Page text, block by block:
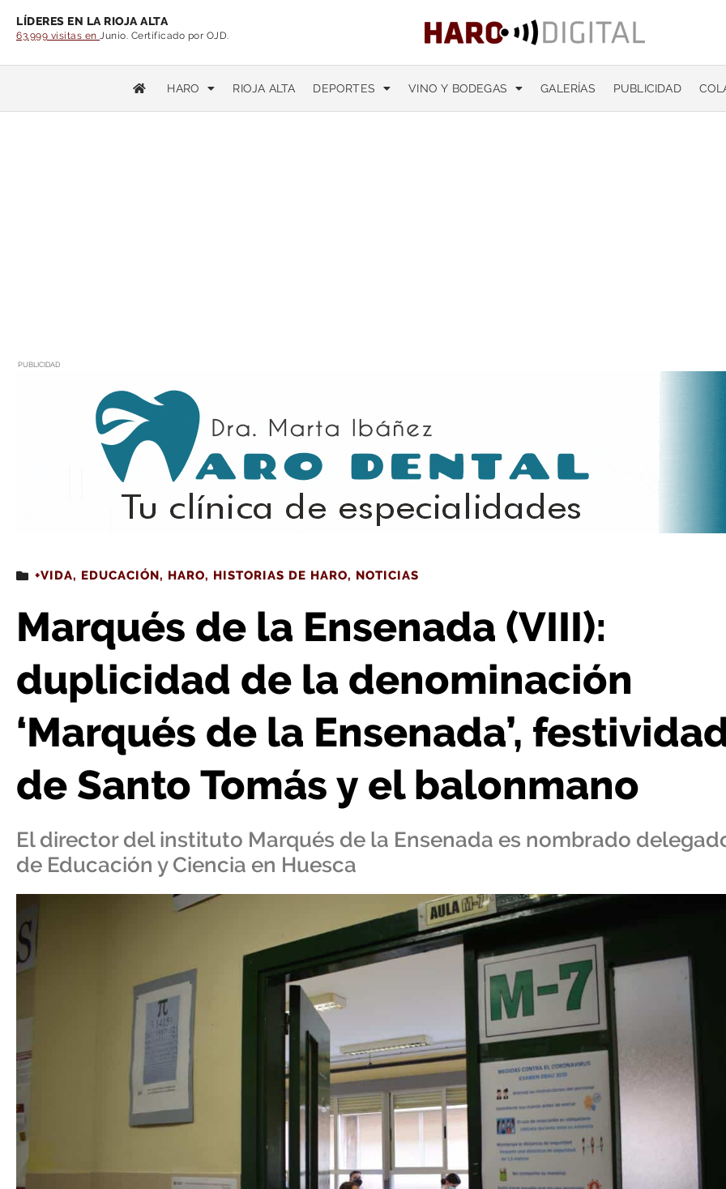
LÍDERES EN LA RIOJA ALTA
63.999 visitas en Junio. Certificado por OJD.
HARO RIOJA ALTA DEPORTES VINO Y BODEGAS GALERÍAS PUBLICIDAD
PUBLICIDAD
Estás leyendo : Marqués de la Ensenada (VIII): duplicidad de la denominación ‘Marqués de la Ensenada’, festividad de Santo Tomás y el balonmano
+VIDA, EDUCACIÓN, HARO, HISTORIAS DE HARO, NOTICIAS
Marqués de la Ensenada (VIII):
duplicidad de la denominación
‘Marqués de la Ensenada’,
de Santo Tomás y el balonmano
El director del instituto Marqués de la Ensenada es nombrado
de Educación y Ciencia en Huesca